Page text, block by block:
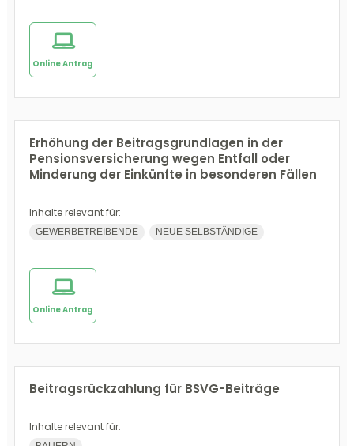
Online Antrag
Erhöhung der Beitragsgrundlagen in der
Pensionsversicherung wegen Entfall oder
Minderung der Einkünfte in besonderen Fällen
Inhalte relevant für:
GEWERBETREIBENDE NEUE SELBSTÄNDIGE
Online Antrag
Beitragsrückzahlung für BSVG-Beiträge
Inhalte relevant für: